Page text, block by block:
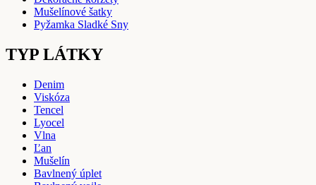
Mušelínové šatky
Pyžamka Sladké Sny
TYP LÁTKY
Denim
Viskóza
Tencel
Lyocel
Vlna
Ľan
Mušelín
Bavlnený úplet